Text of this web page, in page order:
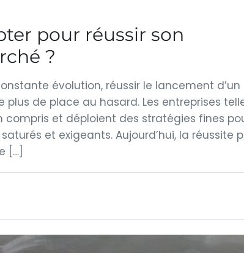
pour réussir son
?
évolution, réussir le lancement d’un
de place au hasard. Les entreprises
compris et déploient des stratégies fines
et exigeants. Aujourd’hui, la réussite
[…]